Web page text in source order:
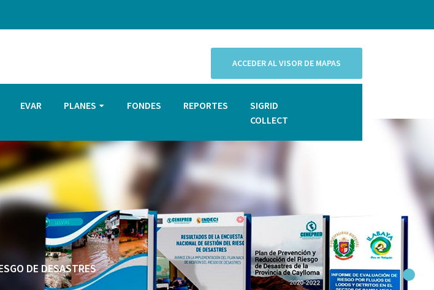
ACCEDER AL VISOR DE MAPAS
EVAR PLANES FONDES REPORTES
SIGRID
COLLECT
DE DESASTRES